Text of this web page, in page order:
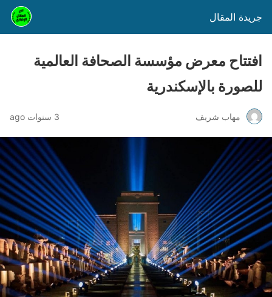
جريدة المقال
افتتاح معرض مؤسسة الصحافة العالمية
للصورة بالإسكندرية
مهاب شريف 3 سنوات ago